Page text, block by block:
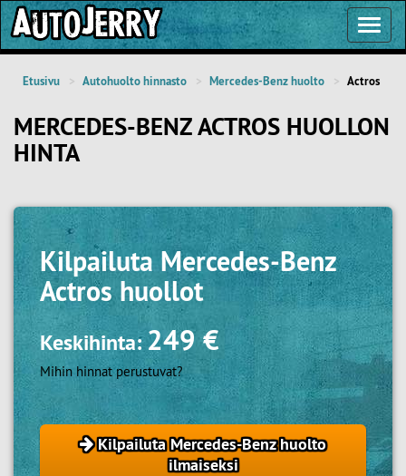
Etusivu Autohuolto hinnasto Mercedes-Benz huolto Actros
MERCEDES-BENZ ACTROS HUOLLON
HINTA
Kilpailuta Mercedes-Benz
Actros huollot
Keskihinta:249 €
Mihin hinnat perustuvat?
Kilpailuta Mercedes-Benz huolto
ilmaiseksi